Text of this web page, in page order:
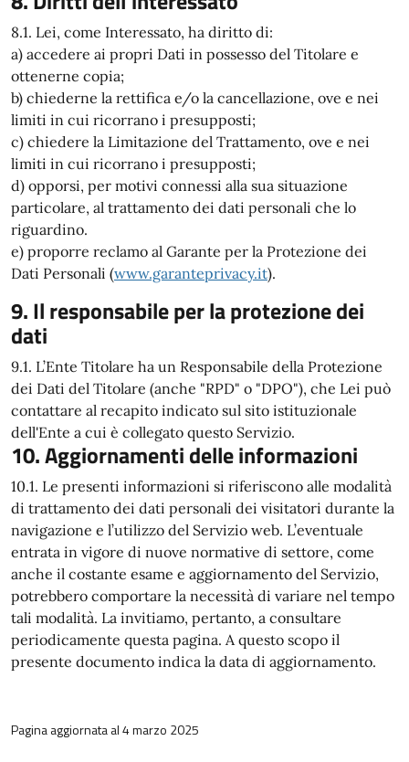
8.1. Lei, come Interessato, ha diritto di:
a) accedere ai propri Dati in possesso del Titolare e
ottenerne copia;
b) chiederne la rettifica e/o la cancellazione, ove e nei
limiti in cui ricorrano i presupposti;
c) chiedere la Limitazione del Trattamento, ove e nei
limiti in cui ricorrano i presupposti;
d) opporsi, per motivi connessi alla sua situazione
particolare, al trattamento dei dati personali che lo
riguardino.
e) proporre reclamo al Garante per la Protezione dei
Dati Personali (www.garanteprivacy.it).
9. Il responsabile per la protezione dei
dati
9.1. L’Ente Titolare ha un Responsabile della Protezione
dei Dati del Titolare (anche "RPD" o "DPO"), che Lei può
contattare al recapito indicato sul sito istituzionale
dell'Ente a cui è collegato questo Servizio.
10. Aggiornamenti delle informazioni
10.1. Le presenti informazioni si riferiscono alle modalità
di trattamento dei dati personali dei visitatori durante la
navigazione e l’utilizzo del Servizio web. L’eventuale
entrata in vigore di nuove normative di settore, come
anche il costante esame e aggiornamento del Servizio,
potrebbero comportare la necessità di variare nel tempo
tali modalità. La invitiamo, pertanto, a consultare
periodicamente questa pagina. A questo scopo il
presente documento indica la data di aggiornamento.
Pagina aggiornata al 4 marzo 2025